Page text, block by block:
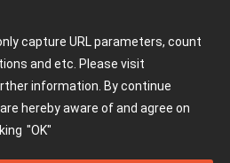
capture URL parameters, count
and etc. Please visit
information. By continue
hereby aware of and agree on
"OK"